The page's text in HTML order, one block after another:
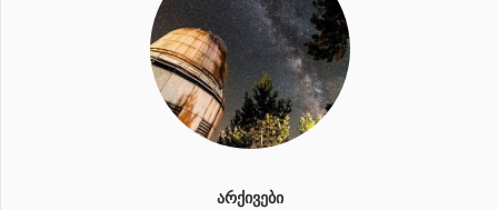
ᲐᲠᲥᲘᲕᲔᲑᲘ